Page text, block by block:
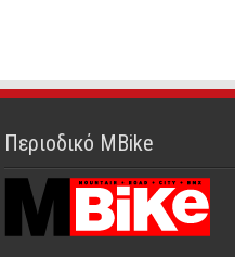
Περιοδικό MBike